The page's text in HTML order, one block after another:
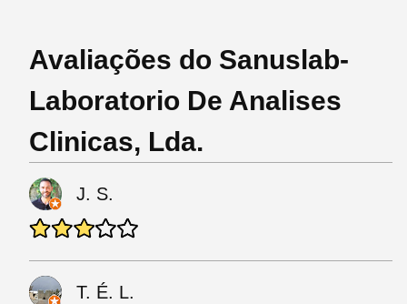
Avaliações do Sanuslab-
Laboratorio De Analises
Clinicas, Lda.
J. S.
T. É. L.